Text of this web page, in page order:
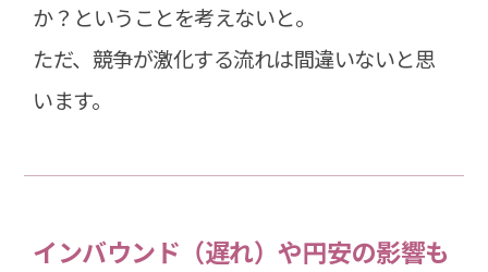
か？ということを考えないと。
ただ、競争が激化する流れは間違いないと思
います。
インバウンド（遅れ）や円安の影響も